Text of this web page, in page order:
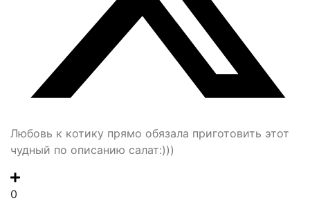
Любовь к котику прямо обязала приготовить этот
чудный по описанию салат:)))
0